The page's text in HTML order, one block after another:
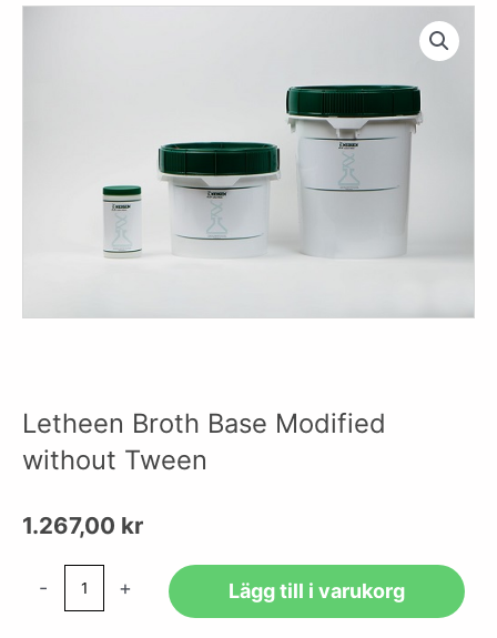
Letheen Broth Base Modified
without Tween
1.267,00 kr
- + Lägg till i varukorg